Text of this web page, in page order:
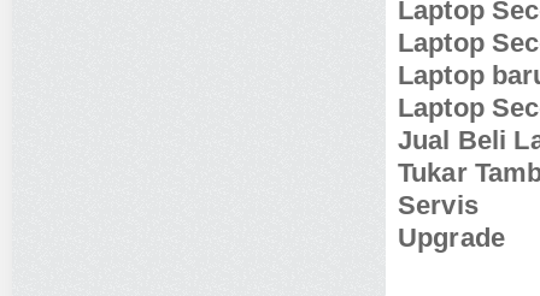
Laptop
Laptop
Laptop
Laptop
Jual Beli
Tukar
Servis
Upgrade